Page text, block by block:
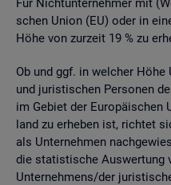
Für Nicht­un­ter­neh­mer mit
schen Union (EU) oder in
Höhe von zur­zeit 19 % zu
Ob und ggf. in wel­cher
und ju­ris­ti­schen Per­so­nen
im Ge­biet der
land zu er­he­ben ist, rich­tet
als Un­ter­neh­men
die sta­tis­ti­sche Aus­wer­tung
Un­ter­neh­mens/der